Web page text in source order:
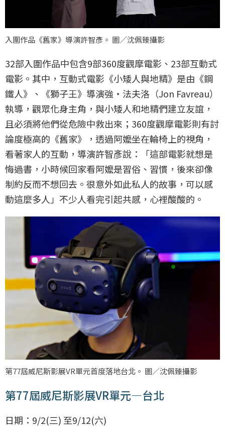
入圍作品《舊家》導演許智彥。 圖／沈佩臻攝影
32部入圍作品中包含9部360度觀摩電影、23部互動式
電影。其中，互動式電影《小矮人與地精》是由《鋼
鐵人》、《獅子王》導演強・法夫洛（Jon Favreau）
執導，觀眾化身主角，與小矮人和地精們建立友誼，
且必須將他們從危險中救出來；360度觀摩電影則有討
論度極高的《舊家》，透過阿嬤坐在輪椅上的視角，
看著家人的互動，導演許智彥說：「這部電影就想是
悔過書，小時候回家看阿嬤是習俗、習慣，後來卻像
制約反而不想回去。很意外如此私人的故事，可以感
動這麼多人」不少人看完引起共感，心裡酸酸的。
第77屆威尼斯影展VR單元首度落地台北。 圖／沈佩臻攝影
第77屆威尼斯影展VR單元—台北
日期：9/2(三) 至9/12(六)